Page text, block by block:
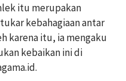
itu merupakan
kebahagiaan antar
karena itu, ia mengaku
kebaikan ini di